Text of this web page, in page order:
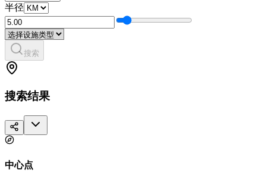
半径
搜索
搜索结果
中心点